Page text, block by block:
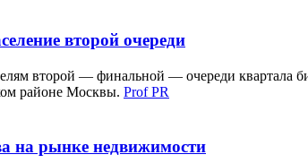
второй очереди
второй — финальной — очереди квартала
районе Москвы. Prof PR
на рынке недвижимости